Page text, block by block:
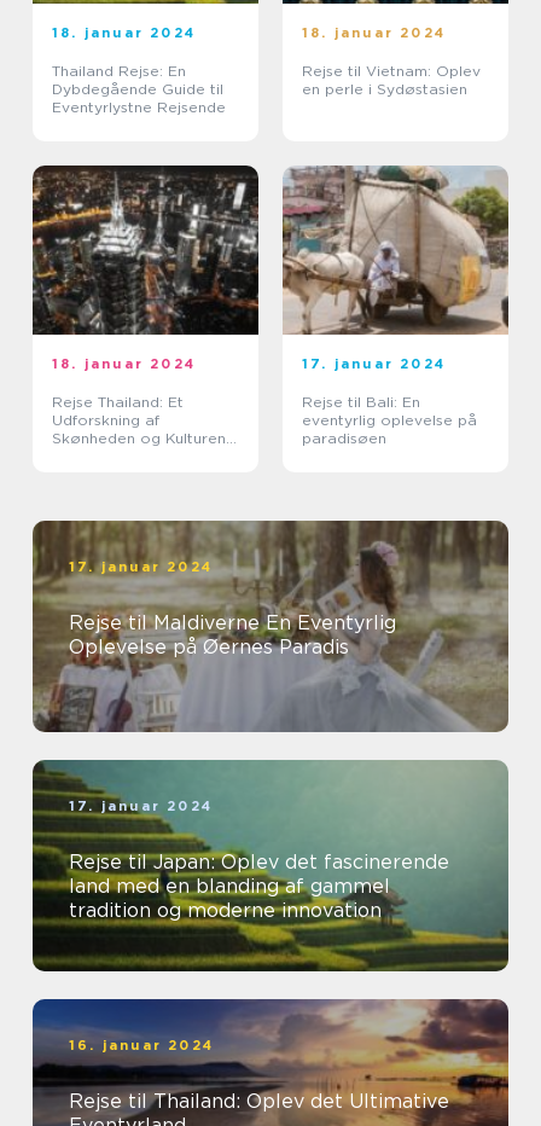
18. januar 2024
Thailand Rejse: En
Dybdegående Guide til
Eventyrlystne Rejsende
18. januar 2024
Rejse til Vietnam: Oplev
en perle i Sydøstasien
18. januar 2024
Rejse Thailand: Et
Udforskning af
Skønheden og Kulturen i
17. januar 2024
Rejse til Bali: En
eventyrlig oplevelse på
paradisøen
17. januar 2024
Rejse til Maldiverne En Eventyrlig
Oplevelse på Øernes Paradis
17. januar 2024
Rejse til Japan: Oplev det fascinerende
land med en blanding af gammel
tradition og moderne innovation
16. januar 2024
Rejse til Thailand: Oplev det Ultimative